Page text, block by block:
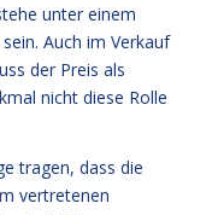
unter einem
Auch im Verkauf
der Preis als
nicht diese Rolle
tragen, dass die
vertretenen